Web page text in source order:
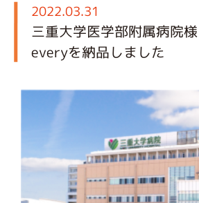
2022.03.31
三重大学医学部附属病院
everyを納品しました